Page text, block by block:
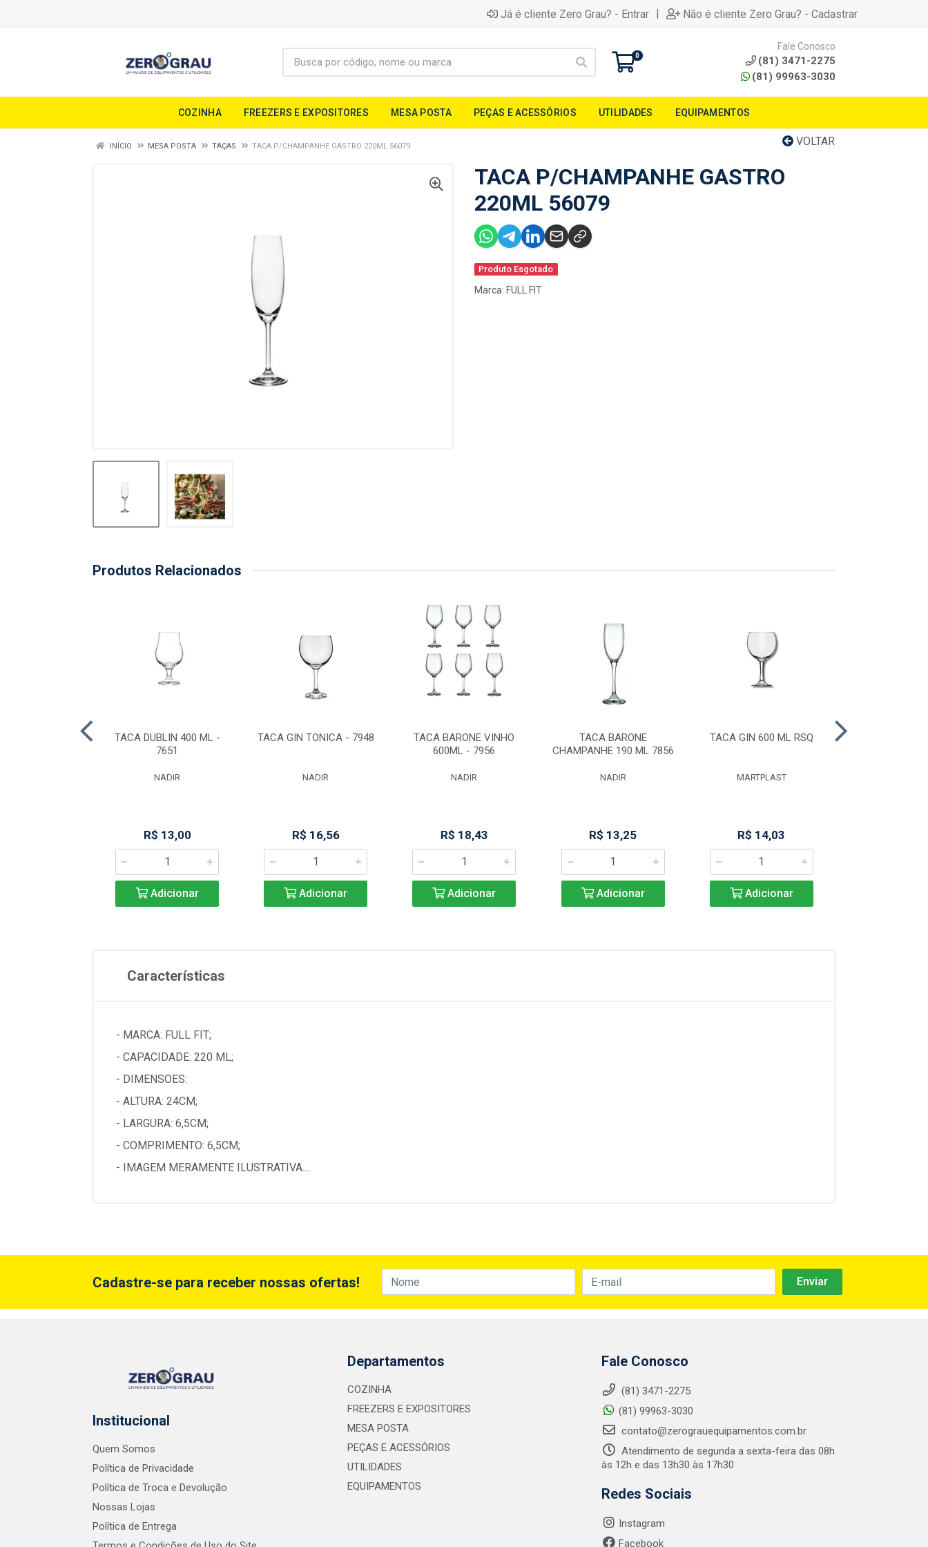
Já é cliente Zero Grau? - Entrar | Não é cliente Zero Grau? - Cadastrar
0
Fale Conosco
(81) 3471-2275
(81) 99963-3030
COZINHA FREEZERS E EXPOSITORES MESA POSTA PEÇAS E ACESSÓRIOS UTILIDADES EQUIPAMENTOS
VOLTAR
INÍCIO MESA POSTA TAÇAS TACA P/CHAMPANHE GASTRO 220ML 56079
TACA P/CHAMPANHE GASTRO
220ML 56079
Produto Esgotado
Marca: FULL FIT
Produtos Relacionados
TACA DUBLIN 400 ML -
7651
NADIR
R$ 13,00
Adicionar
TACA GIN TONICA - 7948
NADIR
R$ 16,56
Adicionar
TACA BARONE VINHO
600ML - 7956
NADIR
R$ 18,43
Adicionar
TACA BARONE
CHAMPANHE 190 ML 7856
NADIR
R$ 13,25
Adicionar
TACA GIN 600 ML RSQ
MARTPLAST
R$ 14,03
Adicionar
Características
- MARCA: FULL FIT;
- CAPACIDADE: 220 ML;
- DIMENSOES:
- ALTURA: 24CM;
- LARGURA: 6,5CM;
- COMPRIMENTO: 6,5CM;
- IMAGEM MERAMENTE ILUSTRATIVA....
Cadastre-se para receber nossas ofertas!
Institucional
Quem Somos
Política de Privacidade
Política de Troca e Devolução
Nossas Lojas
Política de Entrega
Departamentos
COZINHA
FREEZERS E EXPOSITORES
MESA POSTA
PEÇAS E ACESSÓRIOS
UTILIDADES
EQUIPAMENTOS
Fale Conosco
(81) 3471-2275
(81) 99963-3030
contato@zerograuequipamentos.com.br
Atendimento de segunda a sexta-feira das 08h
às 12h e das 13h30 às 17h30
Redes Sociais
Instagram
Facebook